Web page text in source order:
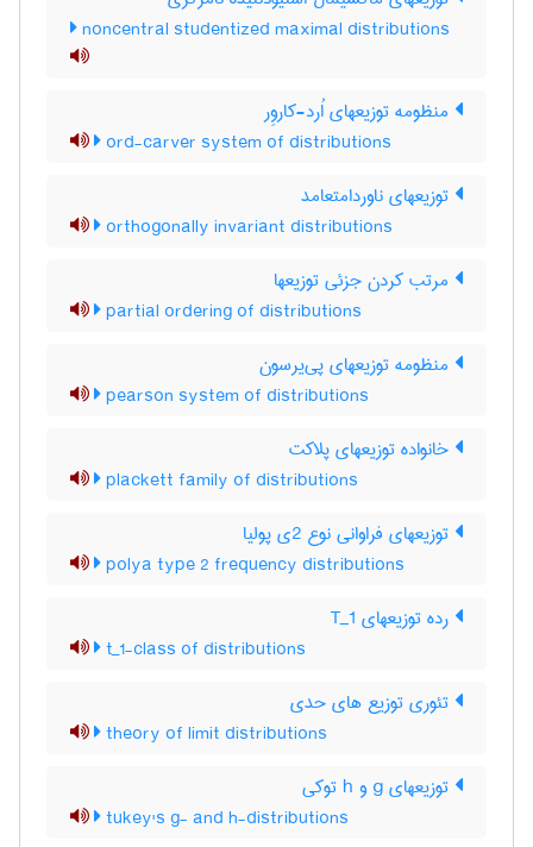
noncentral studentized maximal distributions
منظومه توزیعهای اُرد-کاروِر
ord-carver system of distributions
توزیعهای ناوردامتعامد
orthogonally invariant distributions
مرتب کردن جزئی توزیعها
partial ordering of distributions
منظومه توزیعهای پی‌یرسون
pearson system of distributions
خانواده توزیعهای پلاکت
plackett family of distributions
توزیعهای فراوانی نوع 2ی پولیا
polya type 2 frequency distributions
رده توزیعهای T‌_1
t_1-class of distributions
تئوری توزیع های حدی
theory of limit distributions
توزیعهای g و h توکی
tukey's g- and h-distributions